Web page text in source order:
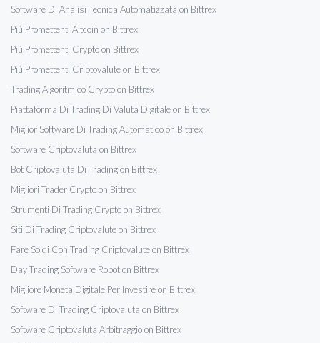
Software Di Analisi Tecnica Automatizzata on Bittrex
Più Promettenti Altcoin on Bittrex
Più Promettenti Crypto on Bittrex
Più Promettenti Criptovalute on Bittrex
Trading Algoritmico Crypto on Bittrex
Piattaforma Di Trading Di Valuta Digitale on Bittrex
Miglior Software Di Trading Automatico on Bittrex
Software Criptovaluta on Bittrex
Bot Criptovaluta Di Trading on Bittrex
Migliori Trader Crypto on Bittrex
Strumenti Di Trading Crypto on Bittrex
Siti Di Trading Criptovalute on Bittrex
Fare Soldi Con Trading Criptovalute on Bittrex
Day Trading Software Robot on Bittrex
Migliore Moneta Digitale Per Investire on Bittrex
Software Di Trading Criptovaluta on Bittrex
Software Criptovaluta Arbitraggio on Bittrex